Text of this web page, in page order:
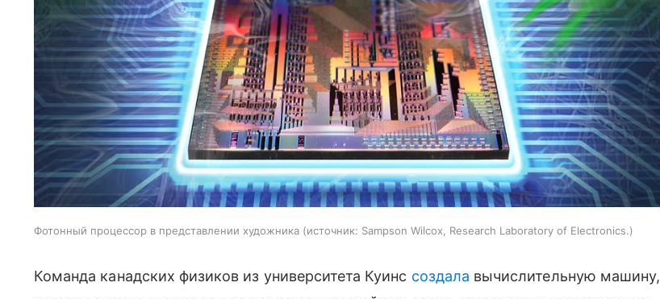
Фотонный процессор в представлении художника источник: Sampson Wilcox, Research Laboratory of Electronics.
Команда канадских физиков из университета Куинс создала вычислительную машину,